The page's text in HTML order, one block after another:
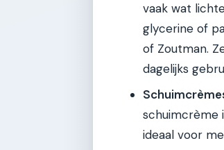
vaak wat
glycerine of
of Zoutman.
dagelijks
schuimcrème
ideaal voor